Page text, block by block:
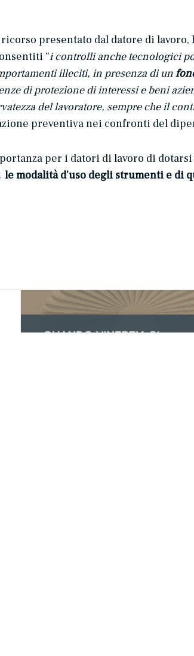
presentato dal datore di
“i controlli anche tecnologici
illeciti, in presenza di un
di protezione di interessi e beni
del lavoratore, sempre che il
preventiva nei confronti del
per i datori di lavoro di
modalità d’uso degli strumenti e